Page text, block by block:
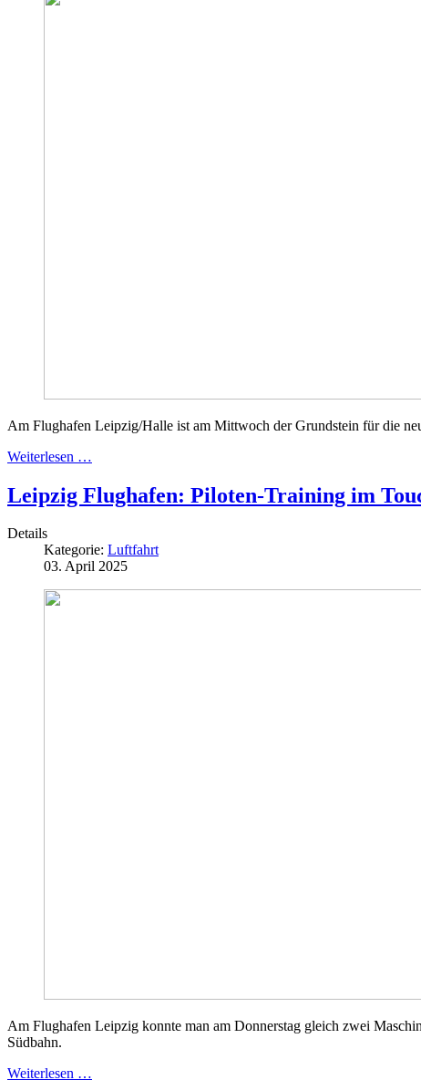
Am Flughafen Leipzig/Halle ist am Mittwoch der Grundstein für die
Weiterlesen …
Leipzig Flughafen: Piloten-Training im
Details
Kategorie: Luftfahrt
03. April 2025
Am Flughafen Leipzig konnte man am Donnerstag gleich zwei
Südbahn.
Weiterlesen …